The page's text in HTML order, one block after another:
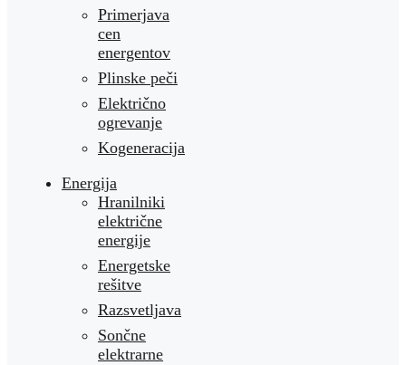
Primerjava
cen
energentov
Plinske peči
Električno
ogrevanje
Kogeneracija
Energija
Hranilniki
električne
energije
Energetske
rešitve
Razsvetljava
Sončne
elektrarne